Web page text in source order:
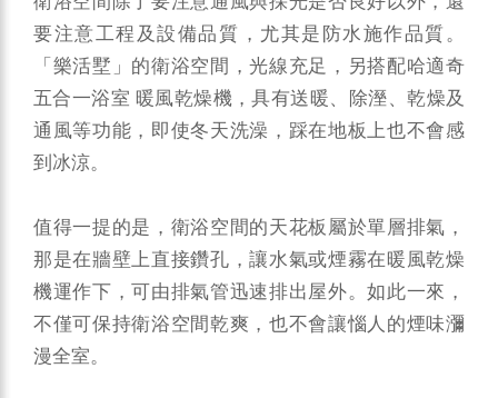
要注意工程及設備品質，尤其是防水施作品質。
「樂活墅」的衛浴空間，光線充足，另搭配哈適奇
五合一浴室 暖風乾燥機，具有送暖、除溼、乾燥及
通風等功能，即使冬天洗澡，踩在地板上也不會感
到冰涼。
值得一提的是，衛浴空間的天花板屬於單層排氣，
那是在牆壁上直接鑽孔，讓水氣或煙霧在暖風乾燥
機運作下，可由排氣管迅速排出屋外。如此一來，
不僅可保持衛浴空間乾爽，也不會讓惱人的煙味瀰
漫全室。